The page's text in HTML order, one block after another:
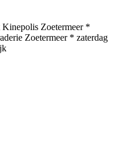
Zoetermeer *
Zoetermeer * zaterdag